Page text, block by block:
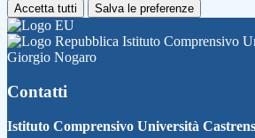
Accetta tutti Salva le preferenze
Istituto Comprensivo
Giorgio Nogaro
Contatti
Istituto Comprensivo Università